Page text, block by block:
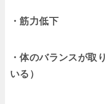
・筋力低下
・体のバランスが取
いる）